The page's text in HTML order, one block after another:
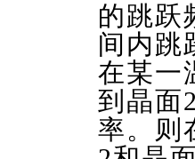
的跳跃
间内跳
在某一
到晶面
率。则